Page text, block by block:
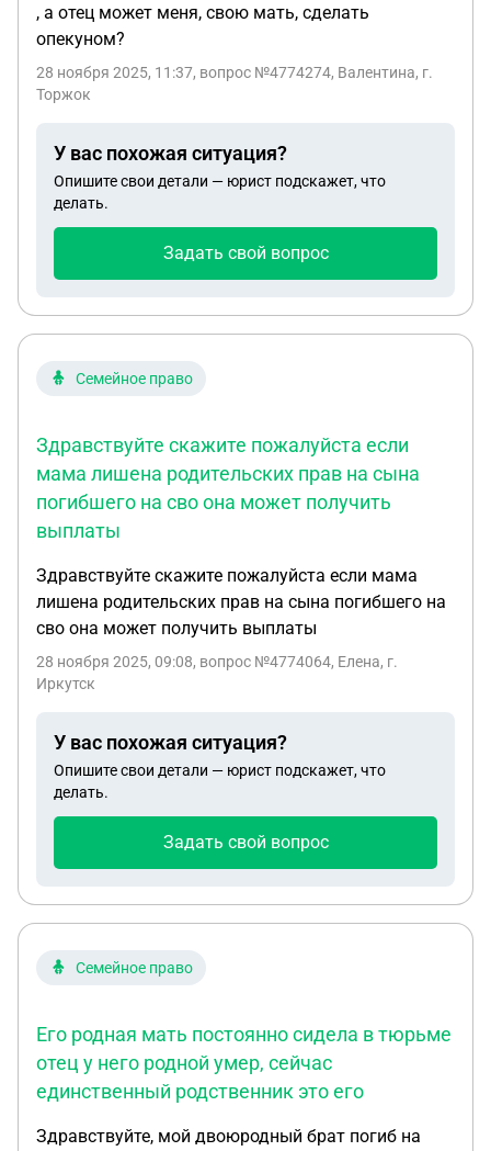
, а отец может меня, свою мать, сделать
опекуном?
28 ноября 2025, 11:37, вопрос №4774274, Валентина, г.
Торжок
У вас похожая ситуация?
Опишите свои детали — юрист подскажет, что
делать.
Задать свой вопрос
Семейное право
Здравствуйте скажите пожалуйста если
мама лишена родительских прав на сына
погибшего на сво она может получить
выплаты
Здравствуйте скажите пожалуйста если мама
лишена родительских прав на сына погибшего на
сво она может получить выплаты
28 ноября 2025, 09:08, вопрос №4774064, Елена, г.
Иркутск
У вас похожая ситуация?
Опишите свои детали — юрист подскажет, что
делать.
Задать свой вопрос
Семейное право
Его родная мать постоянно сидела в тюрьме
отец у него родной умер, сейчас
единственный родственник это его
Здравствуйте, мой двоюродный брат погиб на